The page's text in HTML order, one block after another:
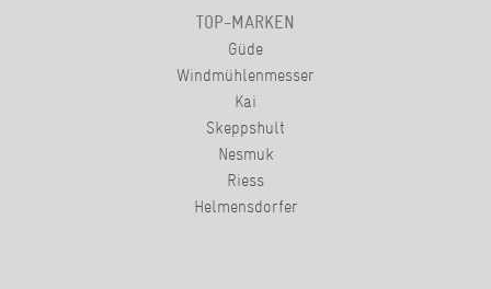
TOP-MARKEN
Güde
Windmühlenmesser
Kai
Skeppshult
Nesmuk
Riess
Helmensdorfer